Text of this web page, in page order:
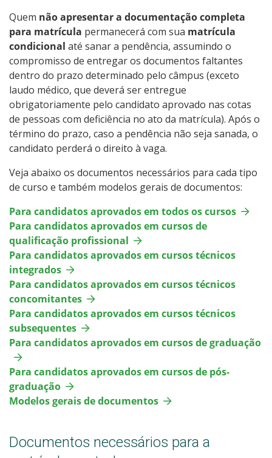
Quem não apresentar a documentação completa
para matrícula permanecerá com sua matrícula
condicional até sanar a pendência, assumindo o
compromisso de entregar os documentos faltantes
dentro do prazo determinado pelo câmpus (exceto
laudo médico, que deverá ser entregue
obrigatoriamente pelo candidato aprovado nas cotas
de pessoas com deficiência no ato da matrícula). Após o
término do prazo, caso a pendência não seja sanada, o
candidato perderá o direito à vaga.
Veja abaixo os documentos necessários para cada tipo
de curso e também modelos gerais de documentos:
Para candidatos aprovados em todos os cursos
Para candidatos aprovados em cursos de
qualificação profissional
Para candidatos aprovados em cursos técnicos
integrados
Para candidatos aprovados em cursos técnicos
concomitantes
Para candidatos aprovados em cursos técnicos
subsequentes
Para candidatos aprovados em cursos de graduação
Para candidatos aprovados em cursos de pós-
graduação
Modelos gerais de documentos
Documentos necessários para a